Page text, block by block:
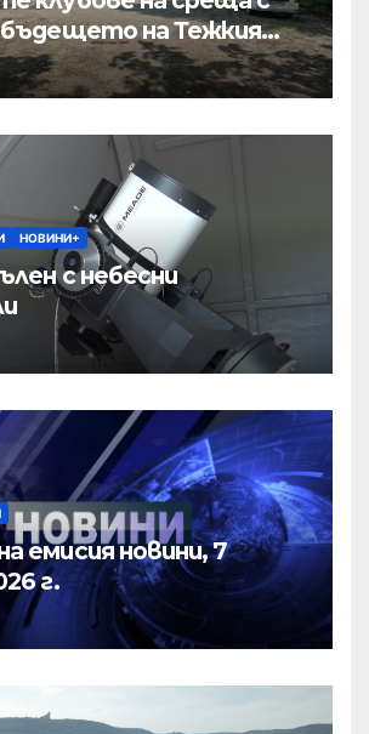
на Тежкия
НОВИНИ+
с небесни
емисия новини, 7
г.